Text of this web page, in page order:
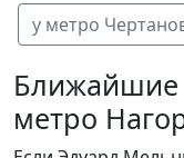
у метро
Ближайшие
метро